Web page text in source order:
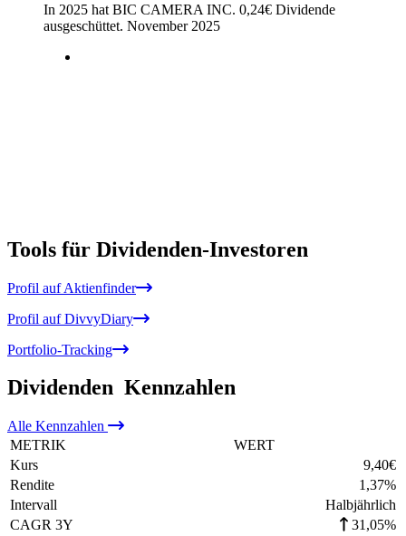
In 2025 hat BIC CAMERA INC. 0,24€ Dividende
ausgeschüttet. November 2025
Tools für Dividenden-Investoren
Profil auf Aktienfinder
Profil auf DivvyDiary
Portfolio-Tracking
Dividenden Kennzahlen
Alle Kennzahlen
METRIK
WERT
Kurs
9,40€
Rendite
1,37%
Intervall
Halbjährlich
CAGR 3Y
31,05%